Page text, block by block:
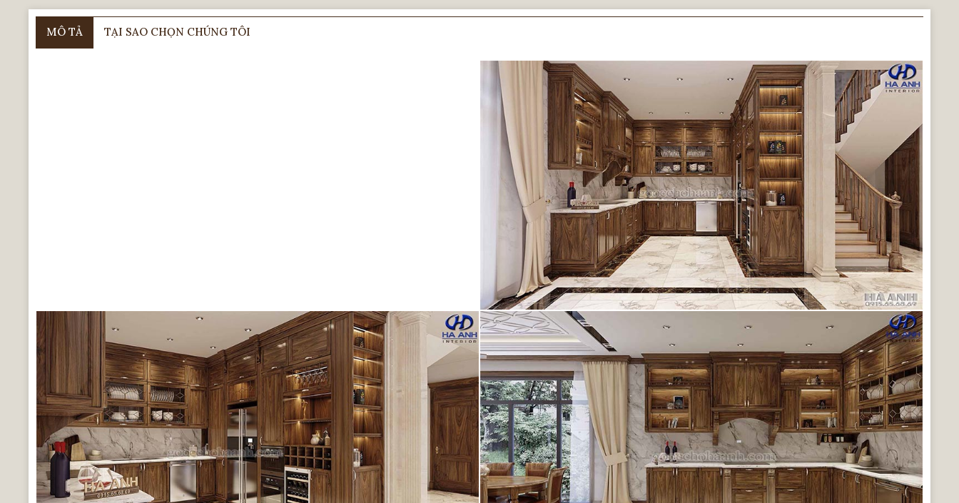
MÔ TẢ TẠI SAO CHỌN CHÚNG TÔI